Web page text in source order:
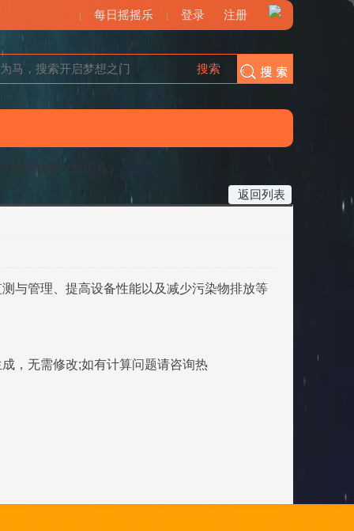
每日摇摇乐 登录 注册
搜索
效率快速计算工具
返回列表
与管理、提高设备性能以及减少污染物排放等
，无需修改;如有计算问题请咨询热